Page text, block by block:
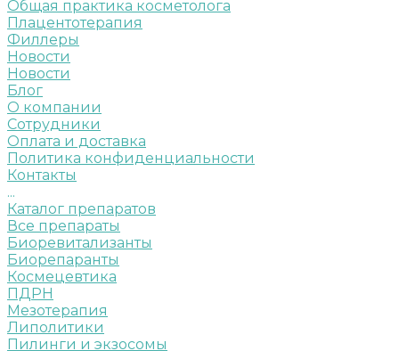
Общая практика косметолога
Плацентотерапия
Филлеры
Новости
Новости
Блог
О компании
Сотрудники
Оплата и доставка
Политика конфиденциальности
Контакты
...
Каталог препаратов
Все препараты
Биоревитализанты
Биорепаранты
Космецевтика
ПДРН
Мезотерапия
Липолитики
Пилинги и экзосомы